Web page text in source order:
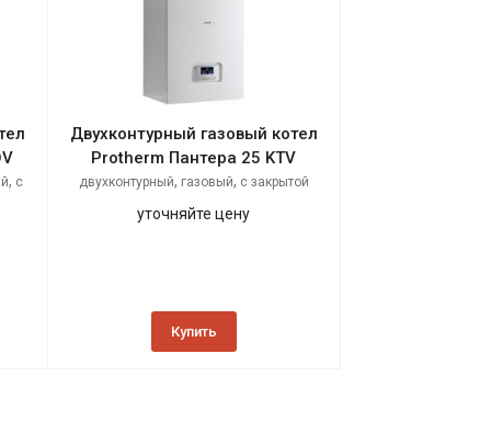
, с
Двухконтурный газовый котел
Protherm Пантера 25 KTV
двухконтурный, газовый, с закрытой
камерой сгорания
уточняйте цену
Купить